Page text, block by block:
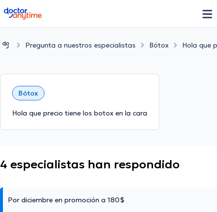
doctoranytime
Pregunta a nuestros especialistas Bótox Hola que
Bótox
Hola que precio tiene los botox en la cara
4 especialistas han respondido
Por diciembre en promoción a 180$